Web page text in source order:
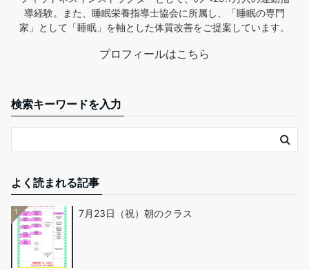
導経験。また、睡眠栄養指導士協会に所属し、「睡眠の専門
家」として「睡眠」を軸とした体質改善をご提案しています。
プロフィールはこちら
検索キーワードを入力
よく読まれる記事
1 7月23日（祝）朝のクラス